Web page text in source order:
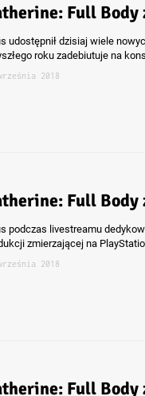
Full
udostępnił dzisiaj wiele
roku zadebiutuje na
2018
Full
podczas livestreamu
zmierzającej na
2018
Full Body